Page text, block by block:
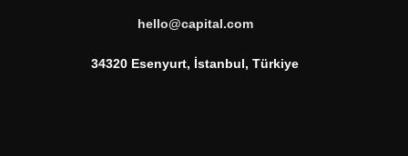
hello@capital.com
34320 Esenyurt, İstanbul, Türkiye